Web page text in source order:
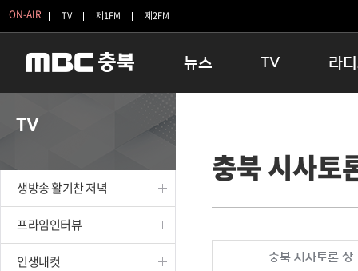
ON-AIR TV 제1FM 제2FM
뉴스
보은
TV
인생내컷
테마기행 길
시청자 FLEX
특집프로그램
라
16:00
우리 고
TV
생방송 활기찬 저녁
프라임인터뷰
인생내컷
충북 시사토
충북 시사토론 창